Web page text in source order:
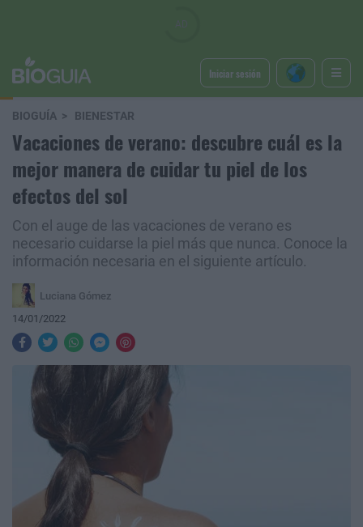
Iniciar sesión
BIOGUÍA BIENESTAR
Vacaciones de verano: descubre cuál es la
mejor manera de cuidar tu piel de los
efectos del sol
Con el auge de las vacaciones de verano es
necesario cuidarse la piel más que nunca. Conoce la
información necesaria en el siguiente artículo.
Luciana Gómez
14/01/2022